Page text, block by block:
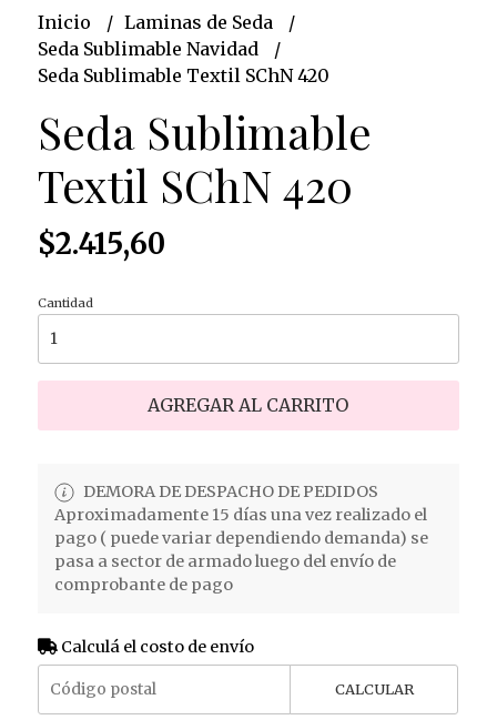
Inicio
Laminas de Seda
Seda Sublimable Navidad
Seda Sublimable Textil SChN 420
Seda Sublimable
Textil SChN 420
$2.415,60
Cantidad
AGREGAR AL CARRITO
DEMORA DE DESPACHO DE PEDIDOS
Aproximadamente 15 días una vez realizado el
pago ( puede variar dependiendo demanda) se
pasa a sector de armado luego del envío de
comprobante de pago
Calculá el costo de envío
CALCULAR